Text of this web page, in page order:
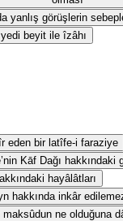
yanlış görüşlerin
beyit ile îzâhı
eden bir latîfe-i faraziye
Kāf Dağı hakkındaki
hayâlâtları
hakkında inkâr
ne olduğuna